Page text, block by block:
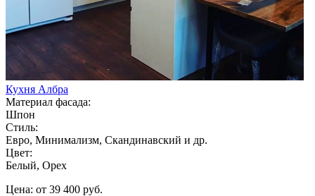
Кухня Албра
Материал фасада:
Шпон
Стиль:
Евро, Минимализм, Скандинавский и др.
Цвет:
Белый, Орех
Цена: от 39 400 руб.